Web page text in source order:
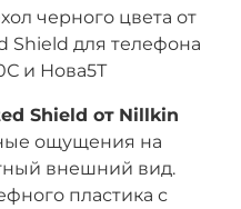
черного цвета от
Shield для телефона
и Нова5Т
Shield от Nillkin
ощущения на
внешний вид.
пластика с